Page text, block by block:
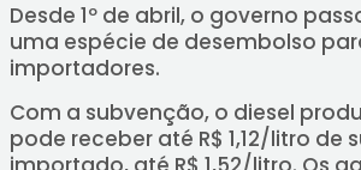
Desde 1º de abril, o governo
uma espécie de desembolso
importadores.
Com a subvenção, o diesel
pode receber até R$ 1,12/litro de